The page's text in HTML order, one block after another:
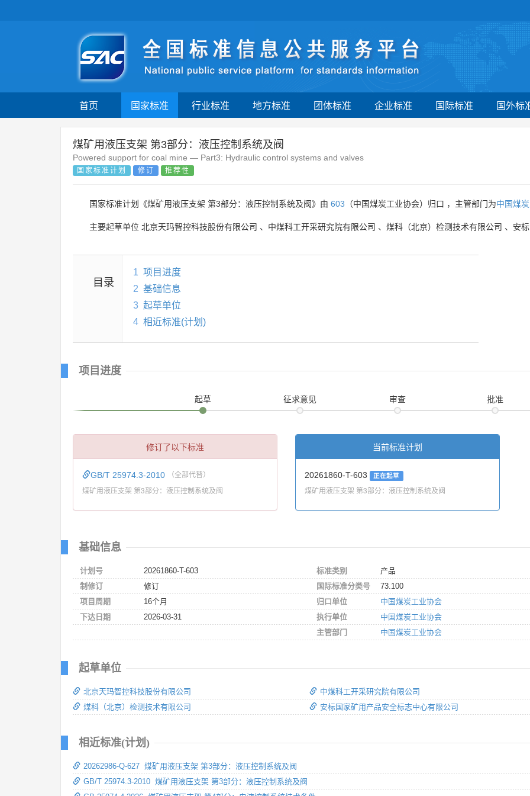
首页 国家标准 行业标准 地方标准 团体标准 企业标准 国际标准 国外标
煤矿用液压支架 第3部分：液压控制系统及阀
Powered support for coal mine — Part3: Hydraulic control systems and valves
国家标准计划 修订 推荐性
国家标准计划《煤矿用液压支架 第3部分：液压控制系统及阀》由 603 （中国煤炭工业协会）归口 ，主管部门为中国煤
主要起草单位 北京天玛智控科技股份有限公司 、 中煤科工开采研究院有限公司 、 煤科（北京）检测技术有限公司 、 安
目录
1 项目进度
2 基础信息
3 起草单位
4 相近标准(计划)
项目进度
起草 征求意见 审查 批准
修订了以下标准
GB/T 25974.3-2010 （全部代替）
煤矿用液压支架 第3部分：液压控制系统及阀
当前标准计划
20261860-T-603 正在起草
煤矿用液压支架 第3部分：液压控制系统及阀
基础信息
计划号
20261860-T-603
制修订
修订
项目周期
16个月
下达日期
2026-03-31
标准类别
产品
国际标准分类号
73.100
归口单位
中国煤炭工业协会
执行单位
中国煤炭工业协会
主管部门
中国煤炭工业协会
起草单位
北京天玛智控科技股份有限公司
煤科（北京）检测技术有限公司
中煤科工开采研究院有限公司
安标国家矿用产品安全标志中心有限公司
相近标准(计划)
20262986-Q-627 煤矿用液压支架 第3部分：液压控制系统及阀
GB/T 25974.3-2010 煤矿用液压支架 第3部分：液压控制系统及阀